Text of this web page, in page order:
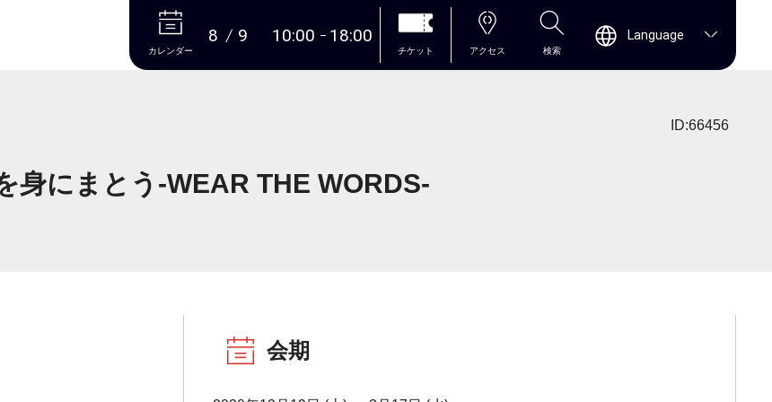
本文へ
カレンダー
8 9 10:00 18:00
チケット アクセス 検索
Language
ID:66456
身にまとう-WEAR THE WORDS-
会期